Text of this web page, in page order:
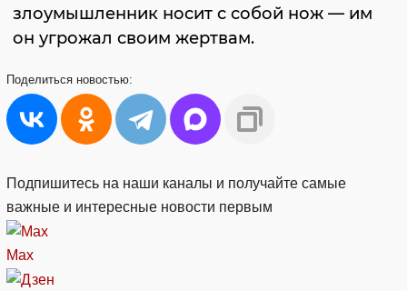
злоумышленник носит с собой нож — им
он угрожал своим жертвам.
Поделиться новостью:
Подпишитесь на наши каналы и получайте самые
важные и интересные новости первым
Max